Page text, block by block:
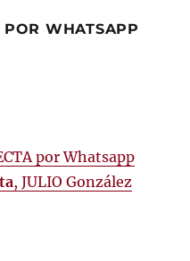
WHATSAPP
por Whatsapp
, JULIO González